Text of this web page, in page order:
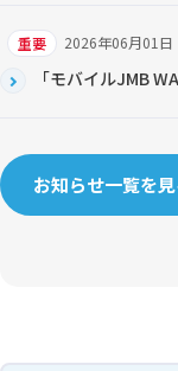
2026年06月01日
重要
「モバイルJMB
お知らせ一覧を見